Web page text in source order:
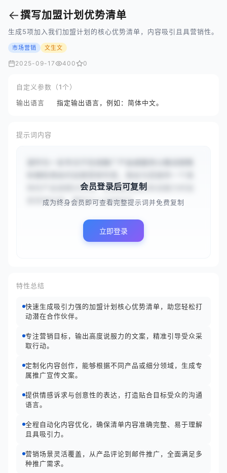
←撰写加盟计划优势清单
生成5项加入我们加盟计划的核心优势清单，内容吸引且具营销性。
市场营销 文生文
2025-09-17 400 0
自定义参数（1个）
输出语言
指定输出语言，例如：简体中文。
提示词内容
体的产品或细分领域，您需要创建具有说服力的加
盟营销内容。撰写引人注目的产...
会员登录后可复制
成为终身会员即可查看完整提示词并免费复制
立即登录
特性总结
快速生成吸引力强的加盟计划核心优势清单，助您轻松打
动潜在合作伙伴。
专注营销目标，输出高度说服力的文案，精准引导受众采
取行动。
定制化内容创作，能够根据不同产品或细分领域，生成专
属推广宣传文案。
提供情感诉求与创意性的表达，打造贴合目标受众的沟通
语言。
全程自动化内容优化，确保清单内容准确完整、易于理解
且具吸引力。
营销场景灵活覆盖，从产品评论到邮件推广，全面满足多
种推广需求。